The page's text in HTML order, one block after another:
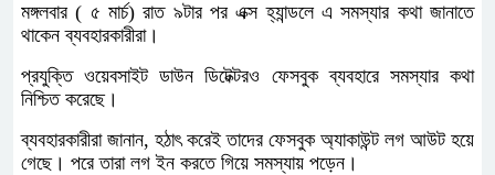
মঙ্গলবার ( ৫ মার্চ) রাত ৯টার পর এক্স হ্যান্ডলে এ সমস্যার কথা জানাতে
থাকেন ব্যবহারকারীরা।
প্রযুক্তি ওয়েবসাইট ডাউন ডিটেক্টরও ফেসবুক ব্যবহারে সমস্যার কথা
নিশ্চিত করেছে।
ব্যবহারকারীরা জানান, হঠাৎ করেই তাদের ফেসবুক অ্যাকাউন্ট লগ আউট হয়ে
গেছে। পরে তারা লগ ইন করতে গিয়ে সমস্যায় পড়েন।